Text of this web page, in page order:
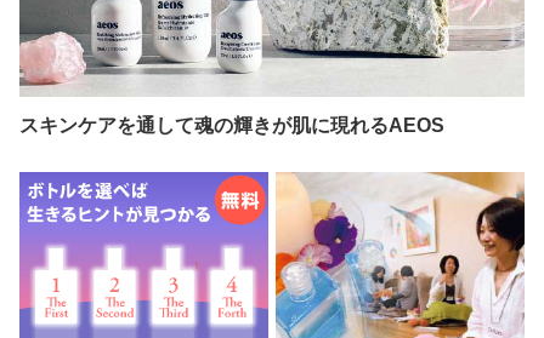
スキンケアを通して魂の輝きが肌に現れるAEOS